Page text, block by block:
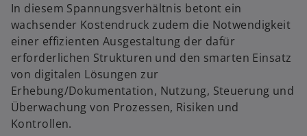
In diesem Spannungsverhältnis betont ein
wachsender Kostendruck zudem die Notwendigkeit
einer effizienten Ausgestaltung der dafür
erforderlichen Strukturen und den smarten Einsatz
von digitalen Lösungen zur
Erhebung/Dokumentation, Nutzung, Steuerung und
Überwachung von Prozessen, Risiken und
Kontrollen.